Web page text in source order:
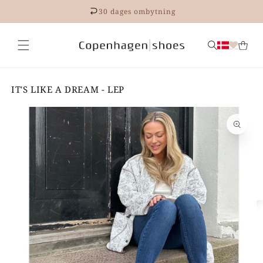
30 dages ombytning
IT'S LIKE A DREAM - LEP